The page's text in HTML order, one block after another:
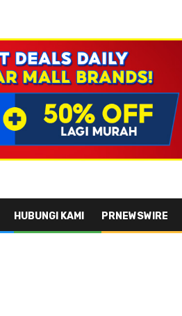
HUBUNGI KAMI PRNEWSWIRE